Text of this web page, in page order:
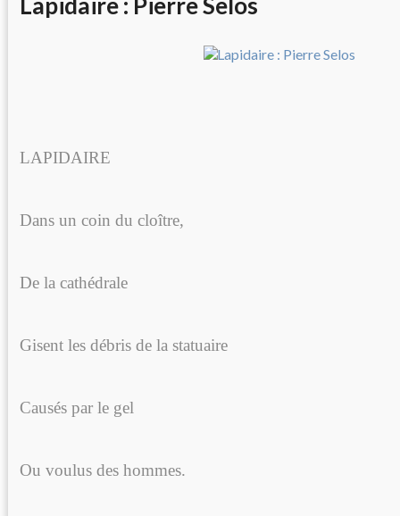
LAPIDAIRE
Dans un coin du cloître,
De la cathédrale
Gisent les débris de la statuaire
Causés par le gel
Ou voulus des hommes.